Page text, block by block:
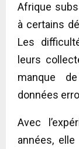
Afrique
à certains
Les
leurs
manque
données
Avec
années,